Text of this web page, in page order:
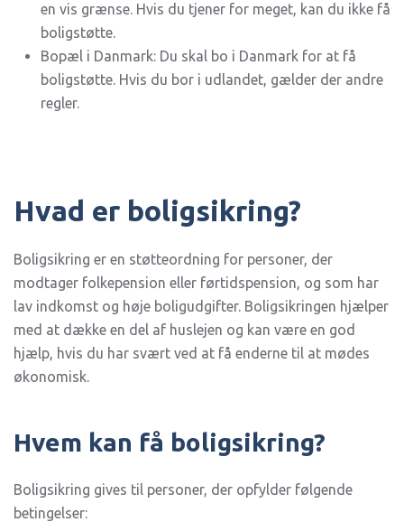
en vis grænse. Hvis du tjener for meget, kan du ikke få
boligstøtte.
Bopæl i Danmark: Du skal bo i Danmark for at få
boligstøtte. Hvis du bor i udlandet, gælder der andre
regler.
Hvad er boligsikring?
Boligsikring er en støtteordning for personer, der
modtager folkepension eller førtidspension, og som har
lav indkomst og høje boligudgifter. Boligsikringen hjælper
med at dække en del af huslejen og kan være en god
hjælp, hvis du har svært ved at få enderne til at mødes
økonomisk.
Hvem kan få boligsikring?
Boligsikring gives til personer, der opfylder følgende
betingelser: